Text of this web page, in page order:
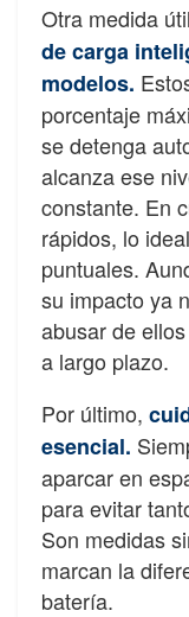
Otra medida
de carga
modelos.
porcentaje
se detenga
alcanza ese
constante. En
rápidos, lo
puntuales.
su impacto ya
abusar de
a largo plazo.
Por último,
esencial.
aparcar en
para evitar
Son medidas
marcan la
batería.